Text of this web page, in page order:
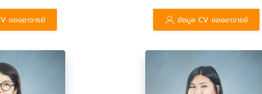
ของอาจารย์ ข้อมูล CV ของอาจารย์